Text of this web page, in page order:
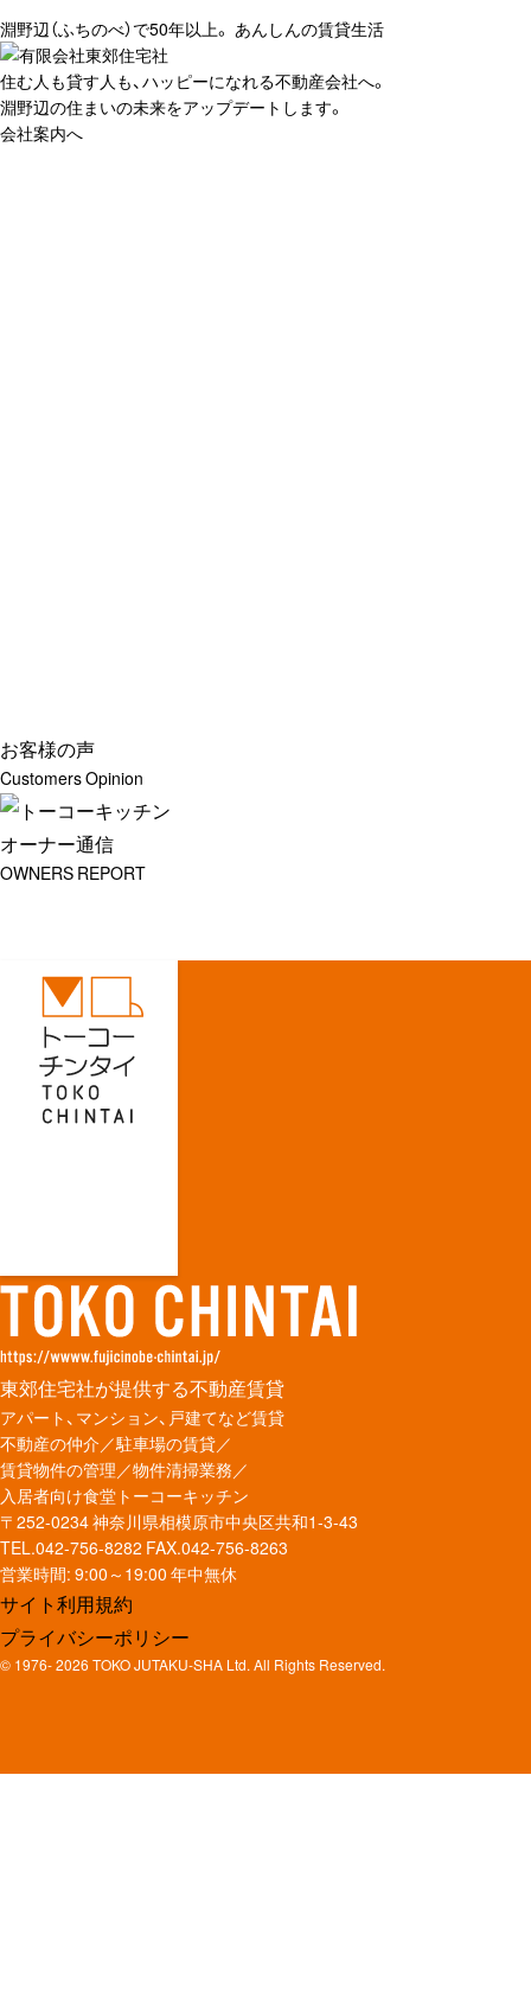
淵野辺（ふちのべ）で50年以上。 あんしんの賃貸生活
住む人も貸す人も、ハッピーになれる不動産会社へ。
淵野辺の住まいの未来をアップデートします。
会社案内へ
お客様の声
Customers Opinion
オーナー通信
OWNERS REPORT
東郊住宅社が提供する不動産賃貸
アパート、マンション、戸建てなど賃貸
不動産の仲介／駐車場の賃貸／
賃貸物件の管理／物件清掃業務／
入居者向け食堂トーコーキッチン
〒252-0234 神奈川県相模原市中央区共和1-3-43
TEL.042-756-8282 FAX.042-756-8263
営業時間: 9:00～19:00 年中無休
サイト利用規約
プライバシーポリシー
© 1976-2026 TOKO JUTAKU-SHA Ltd. All Rights Reserved.